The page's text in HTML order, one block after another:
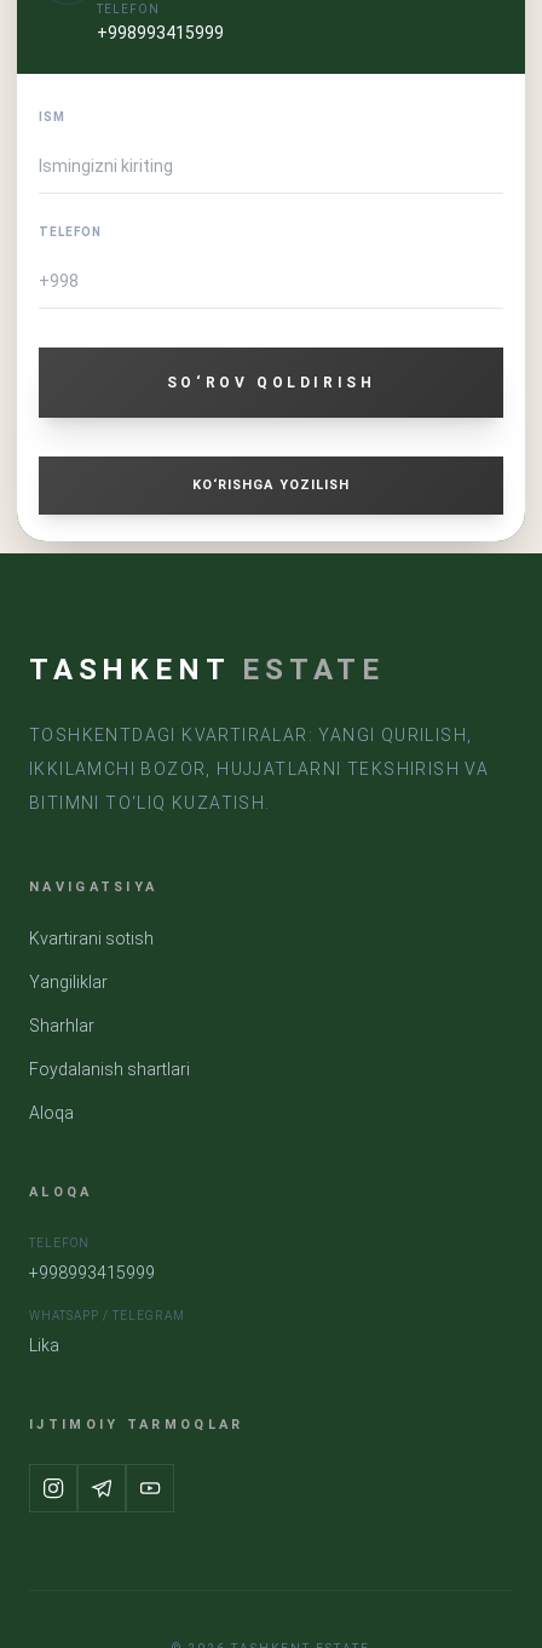
TELEFON
+998993415999
ISM
TELEFON
SO‘ROV QOLDIRISH
KO‘RISHGA YOZILISH
TASHKENT ESTATE
TOSHKENTDAGI KVARTIRALAR: YANGI QURILISH,
IKKILAMCHI BOZOR, HUJJATLARNI TEKSHIRISH VA
BITIMNI TO‘LIQ KUZATISH.
NAVIGATSIYA
Kvartirani sotish
Yangiliklar
Sharhlar
Foydalanish shartlari
Aloqa
ALOQA
TELEFON
+998993415999
WHATSAPP / TELEGRAM
Lika
IJTIMOIY TARMOQLAR